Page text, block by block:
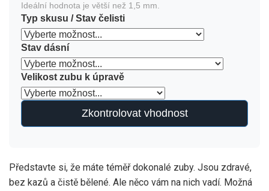
Ideální hodnota je větší než 1,5 mm.
Typ skusu / Stav čelisti
Stav dásní
Velikost zubu k úpravě
Zkontrolovat vhodnost
Představte si, že máte téměř dokonalé zuby. Jsou zdravé,
bez kazů a čistě bělené. Ale něco vám na nich vadí. Možná